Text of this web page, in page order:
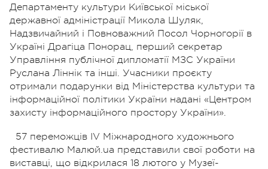
Департаменту культури Київської міської
державної адміністрації Микола Шуляк,
Надзвичайний і Повноважний Посол Чорногорії в
Україні Драгіца Понорац, перший секретар
Управління публічної дипломатії МЗС України
Руслана Ліннік та інші. Учасники проєкту
отримали подарунки від Міністерства культури та
інформаційної політики України надані «Центром
захисту інформаційного простору України».
57 переможців IV Міжнародного художнього
фестивалю Малюй.ua представили свої роботи на
виставці, що відкрилася 18 лютого у Музеї-